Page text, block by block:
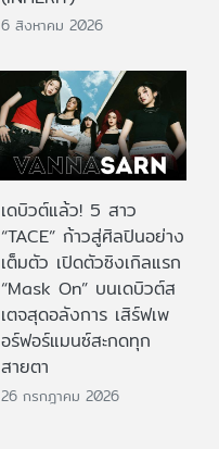
6 สิงหาคม 2026
เดบิวต์แล้ว! 5 สาว
“TACE” ก้าวสู่ศิลปินอย่าง
เต็มตัว เปิดตัวซิงเกิลแรก
“Mask On” บนเดบิวต์ส
เตจสุดอลังการ เสิร์ฟเพ
อร์ฟอร์แมนซ์สะกดทุก
สายตา
26 กรกฎาคม 2026